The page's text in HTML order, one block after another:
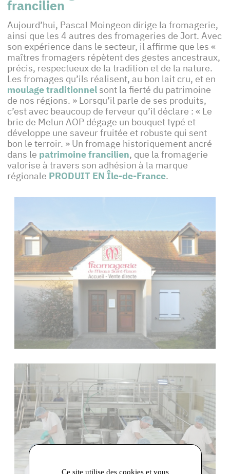
francilien
Aujourd’hui, Pascal Moingeon dirige la fromagerie,
ainsi que les 4 autres des fromageries de Jort. Avec
son expérience dans le secteur, il affirme que les «
maîtres fromagers répètent des gestes ancestraux,
précis, respectueux de la tradition et de la nature.
Les fromages qu’ils réalisent, au bon lait cru, et en
moulage traditionnel sont la fierté du patrimoine
de nos régions. » Lorsqu’il parle de ses produits,
c’est avec beaucoup de ferveur qu’il déclare : « Le
brie de Melun AOP dégage un bouquet typé et
développe une saveur fruitée et robuste qui sent
bon le terroir. » Un fromage historiquement ancré
dans le patrimoine francilien, que la fromagerie
valorise à travers son adhésion à la marque
régionale PRODUIT EN Île-de-France.
Ce site utilise des cookies et vous